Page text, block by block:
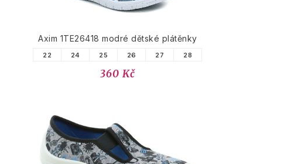
Axim 1TE26418 modré dětské plátěnky
22 24 25 26 27 28
360 Kč